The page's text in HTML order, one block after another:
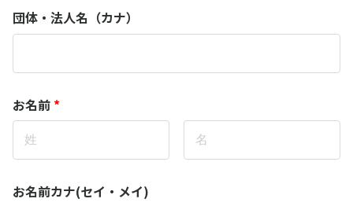
団体・法人名（カナ）
お名前 *
お名前カナ(セイ・メイ)